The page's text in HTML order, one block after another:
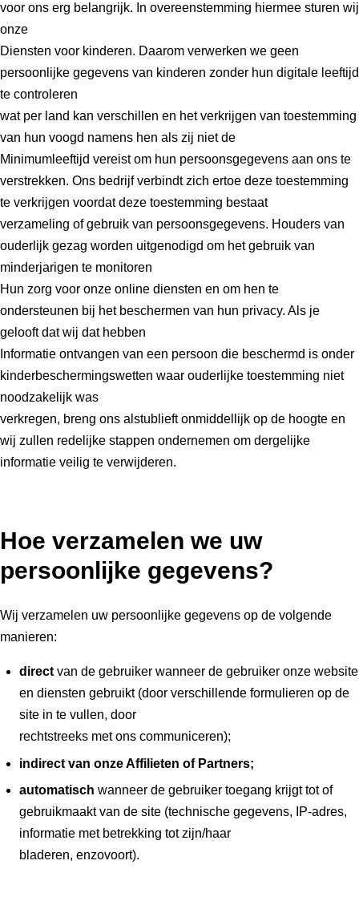
voor ons erg belangrijk. In overeenstemming hiermee sturen wij
onze
Diensten voor kinderen. Daarom verwerken we geen
persoonlijke gegevens van kinderen zonder hun digitale leeftijd
te controleren
wat per land kan verschillen en het verkrijgen van toestemming
van hun voogd namens hen als zij niet de
Minimumleeftijd vereist om hun persoonsgegevens aan ons te
verstrekken. Ons bedrijf verbindt zich ertoe deze toestemming
te verkrijgen voordat deze toestemming bestaat
verzameling of gebruik van persoonsgegevens. Houders van
ouderlijk gezag worden uitgenodigd om het gebruik van
minderjarigen te monitoren
Hun zorg voor onze online diensten en om hen te
ondersteunen bij het beschermen van hun privacy. Als je
gelooft dat wij dat hebben
Informatie ontvangen van een persoon die beschermd is onder
kinderbeschermingswetten waar ouderlijke toestemming niet
noodzakelijk was
verkregen, breng ons alstublieft onmiddellijk op de hoogte en
wij zullen redelijke stappen ondernemen om dergelijke
informatie veilig te verwijderen.
Hoe verzamelen we uw
persoonlijke gegevens?
Wij verzamelen uw persoonlijke gegevens op de volgende
manieren:
direct van de gebruiker wanneer de gebruiker onze website
en diensten gebruikt (door verschillende formulieren op de
site in te vullen, door
rechtstreeks met ons communiceren);
indirect van onze Affilieten of Partners;
automatisch wanneer de gebruiker toegang krijgt tot of
gebruikmaakt van de site (technische gegevens, IP-adres,
informatie met betrekking tot zijn/haar
bladeren, enzovoort).